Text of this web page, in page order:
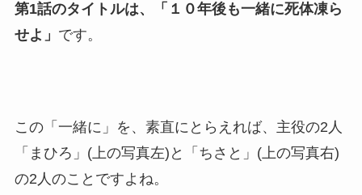
第1話のタイトルは、「１０年後も一緒に死体凍ら
せよ」 です。
この「一緒に」を、素直にとらえれば、主役の2人
「まひろ」(上の写真左)と「ちさと」(上の写真右)
の2人のことですよね。